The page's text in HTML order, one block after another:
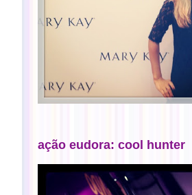
ação eudora: cool hunter